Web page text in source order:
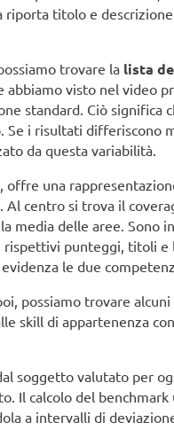
riporta titolo e
trovare la lista
abbiamo visto nel video
standard. Ciò significa
Se i risultati differiscono
da questa variabilità.
offre una
Al centro si trova il
media delle aree. Sono
rispettivi punteggi, titoli e
le due
possiamo trovare
skill di appartenenza
soggetto valutato per
Il calcolo del
a intervalli di